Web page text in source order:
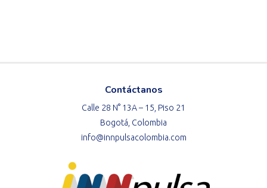
Contáctanos
Calle 28 N° 13A – 15, Piso 21
Bogotá, Colombia
info@innpulsacolombia.com